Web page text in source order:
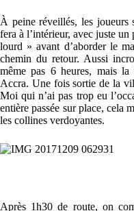
À peine réveillés, les joueurs
fera à l’intérieur, avec juste
lourd » avant d’aborder le
chemin du retour. Aussi
même pas 6 heures, mais
Accra. Une fois sortie de la
Moi qui n’ai pas trop eu
entière passée sur place, cela
les collines verdoyantes.
Après 1h30 de route, on